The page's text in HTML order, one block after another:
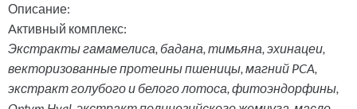
Описание:
Aктивный комплекс:
Экстракты гамамелиса, бадана, тимьяна, эхинацеи,
векторизованные протеины пшеницы, магний PCA,
экстракт голубого и белого лотоса, фитоэндорфины,